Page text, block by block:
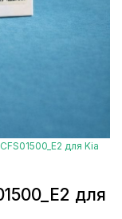
для Kia
для